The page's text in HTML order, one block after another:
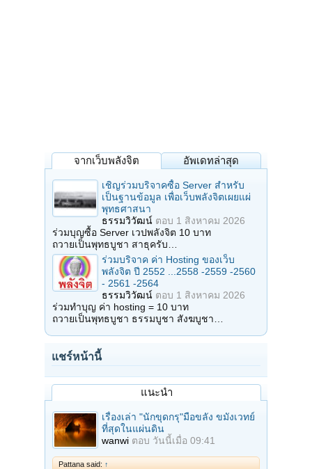
จากเว็บพลังจิต อัพเดทล่าสุด
เชิญร่วมบริจาคซื้อ Server สำหรับ
เป็นฐานข้อมูล เพื่อเว็บพลังจิตเผยแผ่
พุทธศาสนา
ธรรมวิวัฒน์ ตอบ 1 สิงหาคม 2026
ร่วมบุญซื้อ Server เวปพลังจิต 10 บาท
ถวายเป็นพุทธบูชา สาธุครับ…
ร่วมบริจาค ค่า Hosting ของเว็บ
พลังจิต ปี 2552 ...2558 -2559 -2560
- 2561 -2564
ธรรมวิวัฒน์ ตอบ 1 สิงหาคม 2026
ร่วมทำบุญ ค่า hosting = 10 บาท
ถวายเป็นพุทธบูชา ธรรมบูชา สังฆบูชา…
แชร์หน้านี้
แนะนำ
เรื่องเล่า "นักขุดกรุ"มือขลัง ขมังเวทย์
ที่สุดในแผ่นดิน
wanwi ตอบ วันนี้เมื่อ 09:41
Pattana said: ↑